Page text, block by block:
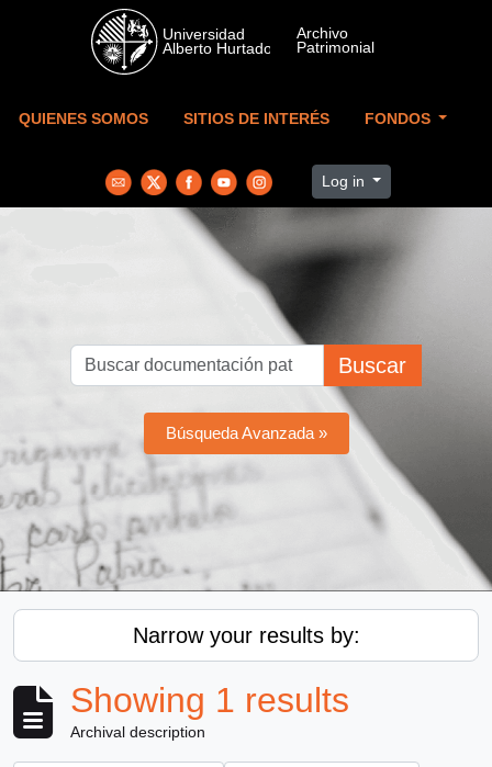
Skip to main content
QUIENES SOMOS SITIOS DE INTERÉS FONDOS
Log in
Buscar
Búsqueda Avanzada »
Narrow your results by:
Showing 1 results
Archival description